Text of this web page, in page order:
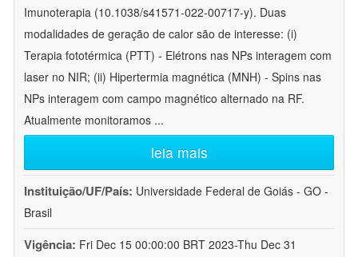
Imunoterapia (10.1038/s41571-022-00717-y). Duas
modalidades de geração de calor são de interesse: (i)
Terapia fototérmica (PTT) - Elétrons nas NPs interagem com
laser no NIR; (ii) Hipertermia magnética (MNH) - Spins nas
NPs interagem com campo magnético alternado na RF.
Atualmente monitoramos ...
leia mais
Instituição/UF/País: Universidade Federal de Goiás - GO -
Brasil
Vigência: Fri Dec 15 00:00:00 BRT 2023-Thu Dec 31